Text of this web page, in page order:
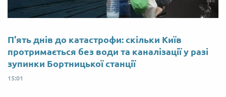
П'ять днів до катастрофи: скільки Київ
протримається без води та каналізації у разі
зупинки Бортницької станції
15:01